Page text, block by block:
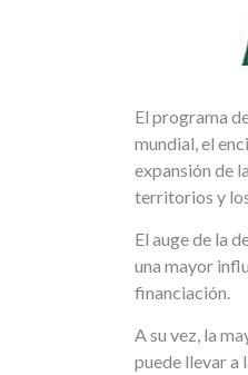
El programa
mundial, el
expansión de
territorios y
El auge de la
una mayor
financiación.
A su vez, la
puede llevar a